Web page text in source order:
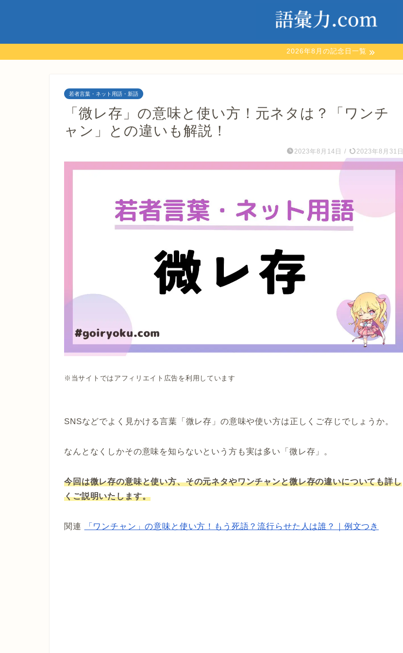
2026年8月の記念日一覧
若者言葉・ネット用語・新語
「微レ存」の意味と使い方！元ネタは？「ワンチ
ャン」との違いも解説！
2023年8月14日 / 2023年8月31日
※当サイトではアフィリエイト広告を利用しています
SNSなどでよく見かける言葉「微レ存」の意味や使い方は正しくご存じでしょうか。
なんとなくしかその意味を知らないという方も実は多い「微レ存」。
今回は微レ存の意味と使い方、その元ネタやワンチャンと微レ存の違いについても詳し
くご説明いたします。
関連 「ワンチャン」の意味と使い方！もう死語？流行らせた人は誰？｜例文つき